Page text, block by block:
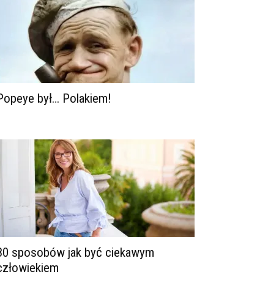
był… Polakiem!
sposobów jak być ciekawym